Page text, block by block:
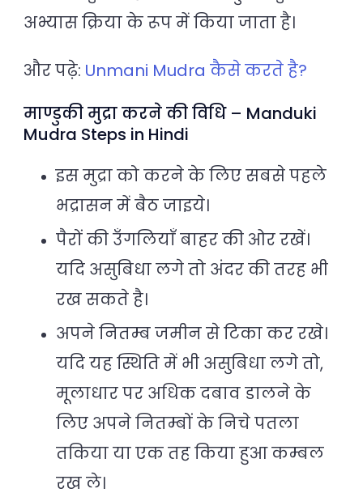
अभ्यास क्रिया के रूप में किया जाता है।
और पढ़े: Unmani Mudra कैसे करते है?
माण्डुकी मुद्रा करने की विधि – Manduki
Mudra Steps in Hindi
इस मुद्रा को करने के लिए सबसे पहले
भद्रासन में बैठ जाइये।
पैरों की उँगलियाँ बाहर की ओर रखें।
यदि असुबिधा लगे तो अंदर की तरह भी
रख सकते है।
अपने नितम्ब जमीन से टिका कर रखे।
यदि यह स्थिति में भी असुबिधा लगे तो,
मूलाधार पर अधिक दबाव डालने के
लिए अपने नितम्बों के निचे पतला
तकिया या एक तह किया हुआ कम्बल
रख ले।